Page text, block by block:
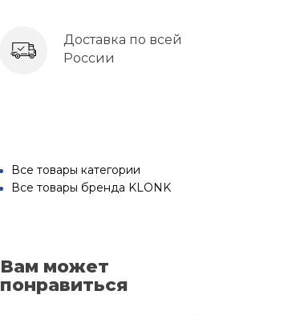
Доставка по всей
России
Все товары категории
Все товары бренда KLONK
Вам может
понравиться